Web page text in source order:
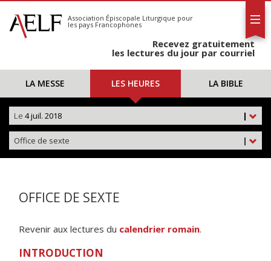
S'abonner
Calendrier
Association Épiscopale Liturgique pour
les pays Francophones
Recevez gratuitement
les lectures du jour par courriel
LA MESSE LES HEURES LA BIBLE
|
Le 4 juil. 2018
|
Office de sexte
OFFICE DE SEXTE
Revenir aux lectures du calendrier romain.
INTRODUCTION